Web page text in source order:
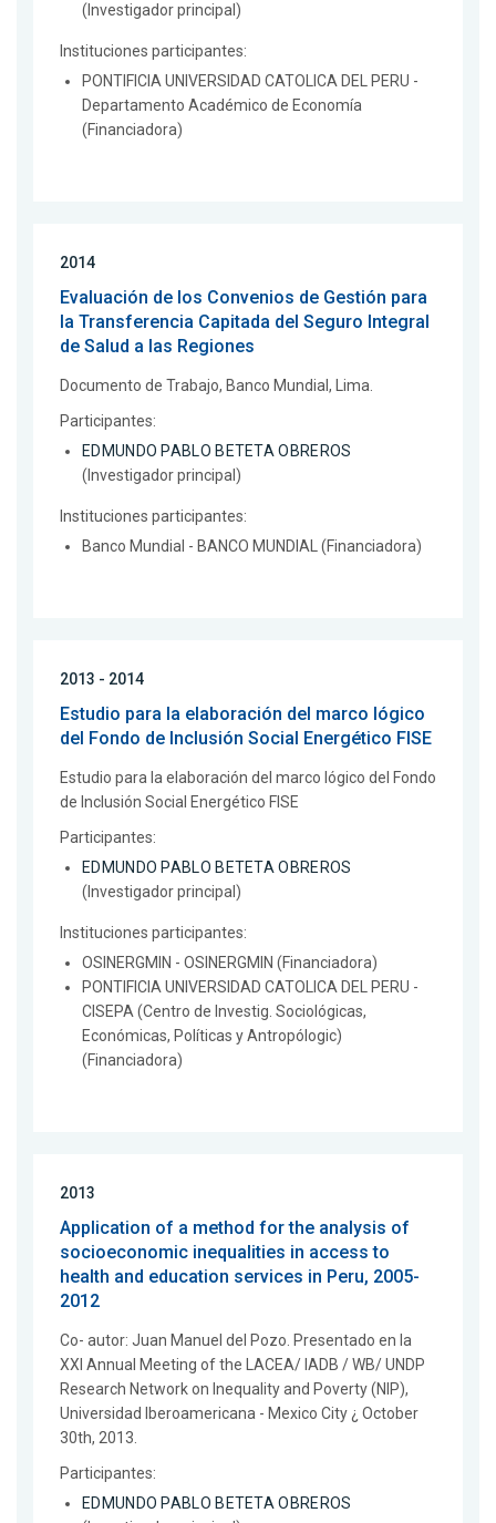
(Investigador principal)
Instituciones participantes:
PONTIFICIA UNIVERSIDAD CATOLICA DEL PERU -
Departamento Académico de Economía
(Financiadora)
2014
Evaluación de los Convenios de Gestión para
la Transferencia Capitada del Seguro IntegraI
de Salud a las Regiones
Documento de Trabajo, Banco Mundial, Lima.
Participantes:
EDMUNDO PABLO BETETA OBREROS
(Investigador principal)
Instituciones participantes:
Banco Mundial - BANCO MUNDIAL (Financiadora)
2013 - 2014
Estudio para la elaboración del marco lógico
del Fondo de Inclusión Social Energético FISE
Estudio para la elaboración del marco lógico del Fondo
de Inclusión Social Energético FISE
Participantes:
EDMUNDO PABLO BETETA OBREROS
(Investigador principal)
Instituciones participantes:
OSINERGMIN - OSINERGMIN (Financiadora)
PONTIFICIA UNIVERSIDAD CATOLICA DEL PERU -
CISEPA (Centro de Investig. Sociológicas,
Económicas, Políticas y Antropólogic)
(Financiadora)
2013
Application of a method for the analysis of
socioeconomic inequalities in access to
health and education services in Peru, 2005-
2012
Co- autor: Juan Manuel del Pozo. Presentado en la
XXI Annual Meeting of the LACEA/ IADB / WB/ UNDP
Research Network on Inequality and Poverty (NIP),
Universidad Iberoamericana - Mexico City ¿ October
30th, 2013.
Participantes:
EDMUNDO PABLO BETETA OBREROS